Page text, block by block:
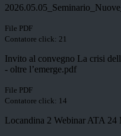
File PDF
Contatore click: 21
Invito al convegno La crisi
- oltre l’emerge.pdf
File PDF
Contatore click: 14
Locandina 2 Webinar ATA 24